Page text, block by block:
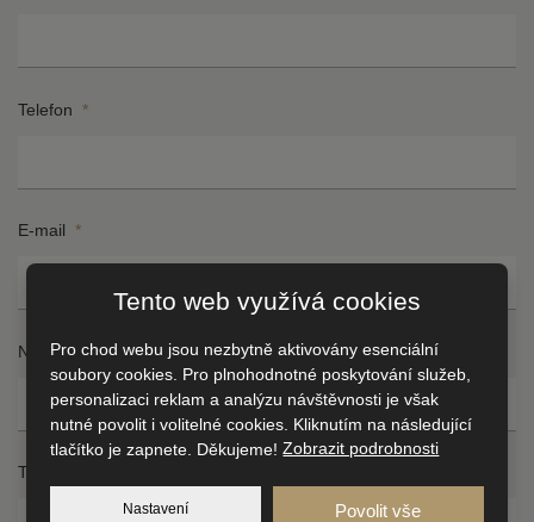
Telefon *
E-mail *
Nejbližší obchodní centrum *
Text zprávy
Tento web využívá cookies
Pro chod webu jsou nezbytně aktivovány esenciální
soubory cookies. Pro plnohodnotné poskytování služeb,
personalizaci reklam a analýzu návštěvnosti je však
nutné povolit i volitelné cookies. Kliknutím na následující
tlačítko je zapnete. Děkujeme!Zobrazit podrobnosti
Nastavení Povolit vše